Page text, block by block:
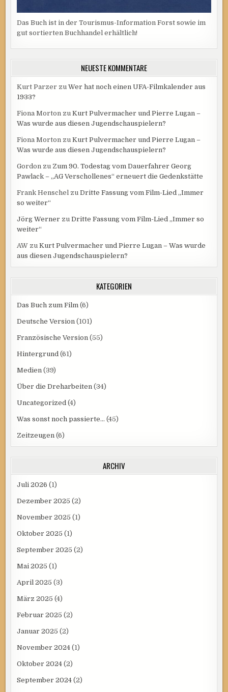
Das Buch ist in der Tourismus-Information Forst sowie im
gut sortierten Buchhandel erhältlich!
NEUESTE KOMMENTARE
Kurt Parzer zuWer hat noch einen UFA-Filmkalender aus
1933?
Fiona Morton zuKurt Pulvermacher und Pierre Lugan –
Was wurde aus diesen Jugendschauspielern?
Fiona Morton zuKurt Pulvermacher und Pierre Lugan –
Was wurde aus diesen Jugendschauspielern?
Gordon zu Zum 90. Todestag vom Dauerfahrer Georg
Pawlack – „AG Verschollenes“ erneuert die Gedenkstätte
Frank Henschel zuDritte Fassung vom Film-Lied „Immer
so weiter“
Jörg Werner zuDritte Fassung vom Film-Lied „Immer so
weiter“
AW zuKurt Pulvermacher und Pierre Lugan – Was wurde
aus diesen Jugendschauspielern?
KATEGORIEN
Das Buch zum Film (6)
Deutsche Version (101)
Französische Version (55)
Hintergrund (61)
Medien (39)
Über die Dreharbeiten (34)
Uncategorized (4)
Was sonst noch passierte… (45)
Zeitzeugen (6)
ARCHIV
Juli 2026 (1)
Dezember 2025 (2)
November 2025 (1)
Oktober 2025 (1)
September 2025 (2)
Mai 2025 (1)
April 2025 (3)
März 2025 (4)
Februar 2025 (2)
Januar 2025 (2)
November 2024 (1)
Oktober 2024 (2)
September 2024 (2)